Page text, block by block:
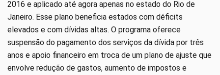
2016 e aplicado até agora apenas no estado do Rio de
Janeiro. Esse plano beneficia estados com déficits
elevados e com dívidas altas. O programa oferece
suspensão do pagamento dos serviços da dívida por três
anos e apoio financeiro em troca de um plano de ajuste que
envolve redução de gastos, aumento de impostos e